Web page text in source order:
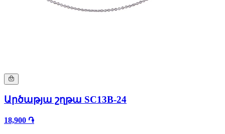
Արծաթյա շղթա SC13B-24
18,900 ֏